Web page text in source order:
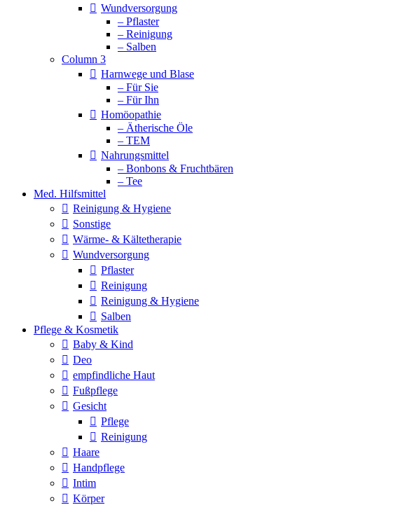
Wundversorgung
– Pflaster
– Reinigung
– Salben
Column 3
Harnwege und Blase
– Für Sie
– Für Ihn
Homöopathie
– Ätherische Öle
– TEM
Nahrungsmittel
– Bonbons & Fruchtbären
– Tee
Med. Hilfsmittel
Reinigung & Hygiene
Sonstige
Wärme- & Kältetherapie
Wundversorgung
Pflaster
Reinigung
Reinigung & Hygiene
Salben
Pflege & Kosmetik
Baby & Kind
Deo
empfindliche Haut
Fußpflege
Gesicht
Pflege
Reinigung
Haare
Handpflege
Intim
Körper